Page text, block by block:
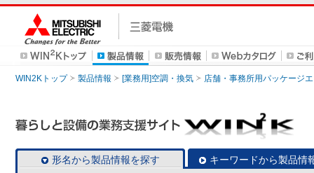
WIN2Kトップ 製品情報 [業務用]空調・換気 店舗・事務所用パッケージ
形名から製品情報を探す キーワードから製品情